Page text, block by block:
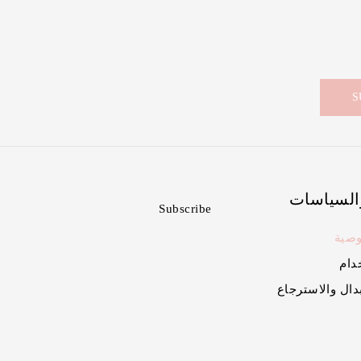
والاسترجاع
Subscribe